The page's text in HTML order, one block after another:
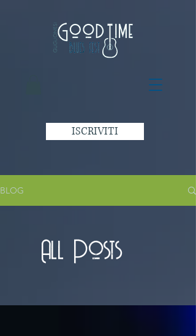
ISCRIVITI
BLOG
All Posts